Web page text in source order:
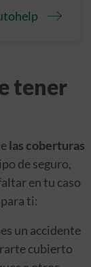
tener
las coberturas
de seguro,
en tu caso
ti:
un accidente
cubierto